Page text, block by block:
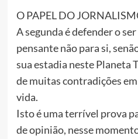
O PAPEL DO
A segunda é defender o
pensante não para si,
sua estadia neste Planeta
de muitas contradições
vida.
Isto é uma terrível prova
de opinião, nesse